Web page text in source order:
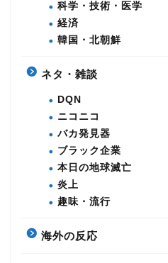
科学・技術・医学
経済
韓国・北朝鮮
ネタ・雑談
DQN
ニコニコ
バカ発見器
ブラック企業
本日の地球滅亡
炎上
趣味・流行
海外の反応